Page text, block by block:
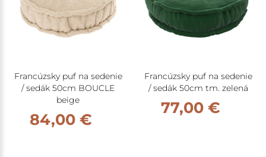
Francúzsky puf na sedenie
/ sedák 50cm BOUCLE
beige
84,00 €
Francúzsky puf na sedenie
/ sedák 50cm tm. zelená
77,00 €